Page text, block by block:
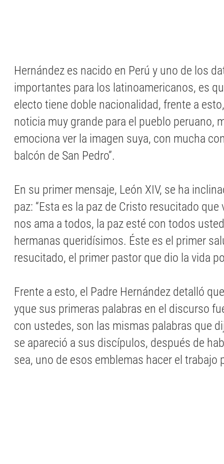
Hernández es nacido en Perú y uno de los
importantes para los latinoamericanos, es
electo tiene doble nacionalidad, frente a
noticia muy grande para el pueblo peruano,
emociona ver la imagen suya, con mucha
balcón de San Pedro”.
En su primer mensaje, León XIV, se ha
paz: “Esta es la paz de Cristo resucitado que
nos ama a todos, la paz esté con todos
hermanas queridísimos. Éste es el primer
resucitado, el primer pastor que dio la vida
Frente a esto, el Padre Hernández detalló
yque sus primeras palabras en el discurso
con ustedes, son las mismas palabras que
se apareció a sus discípulos, después de
sea, uno de esos emblemas hacer el trabajo